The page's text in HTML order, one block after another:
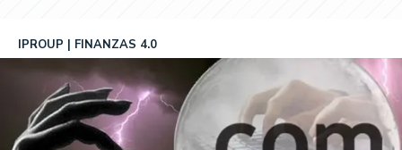
IPROUP FINANZAS 4.0